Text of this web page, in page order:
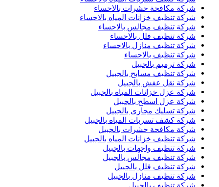
شركة مكافحة حشرات بالاحساء
شركة تنظيف خزانات المياه بالاحساء
شركة تنظيف مجالس بالاحساء
شركة تنظيف فلل بالاحساء
شركة تنظيف منازل بالاحساء
شركة تنظيف بالاحساء
شركة ترميم بالجبيل
شركة تنظيف مسابح بالجبيل
شركة نقل عفش بالجبيل
شركة عزل خزانات المياه بالجبيل
شركة عزل اسطح بالجبيل
شركة تسليك مجارى بالجبيل
شركة كشف تسربات المياه بالجبيل
شركة مكافحة حشرات بالجبيل
شركة تنظيف خزانات المياه بالجبيل
شركة تنظيف واجهات بالجبيل
شركة تنظيف مجالس بالجبيل
شركة تنظيف فلل بالجبيل
شركة تنظيف منازل بالجبيل
شركة تنظيف بالجبيل